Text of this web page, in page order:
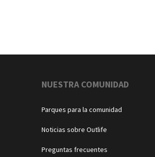
NUESTRA COMUNIDAD
Parques para la comunidad
Noticias sobre Outlife
Preguntas frecuentes